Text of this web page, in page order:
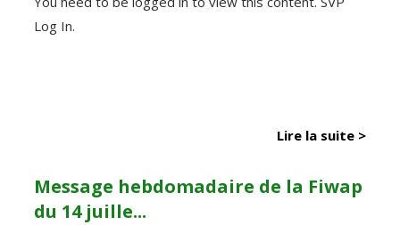
Log In.
Lire la suite >
Message hebdomadaire de la Fiwap
du 14 juille...